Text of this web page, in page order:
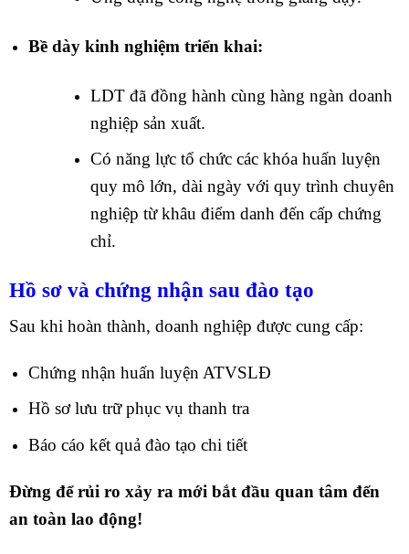
Bề dày kinh nghiệm triển khai:
LDT đã đồng hành cùng hàng ngàn doanh
nghiệp sản xuất.
Có năng lực tổ chức các khóa huấn luyện
quy mô lớn, dài ngày với quy trình chuyên
nghiệp từ khâu điểm danh đến cấp chứng
chỉ.
Hồ sơ và chứng nhận sau đào tạo
Sau khi hoàn thành, doanh nghiệp được cung cấp:
Chứng nhận huấn luyện ATVSLĐ
Hồ sơ lưu trữ phục vụ thanh tra
Báo cáo kết quả đào tạo chi tiết
Đừng để rủi ro xảy ra mới bắt đầu quan tâm đến
an toàn lao động!